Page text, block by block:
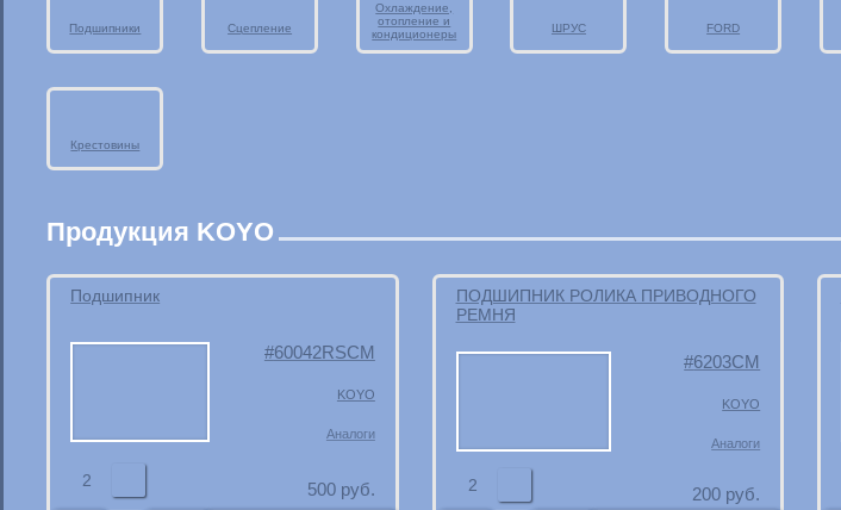
Подшипники Сцепление
Охлаждение,
отопление и
кондиционеры
ШРУС FORD
Крестовины
Продукция KOYO
Подшипник
60042RSCM
KOYO
Аналоги
2 500руб.
ПОДШИПНИК РОЛИКА ПРИВОДНОГО
РЕМНЯ
6203CM
KOYO
Аналоги
2 200 руб.